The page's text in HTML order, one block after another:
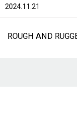
2024.11.21
ROUGH AND